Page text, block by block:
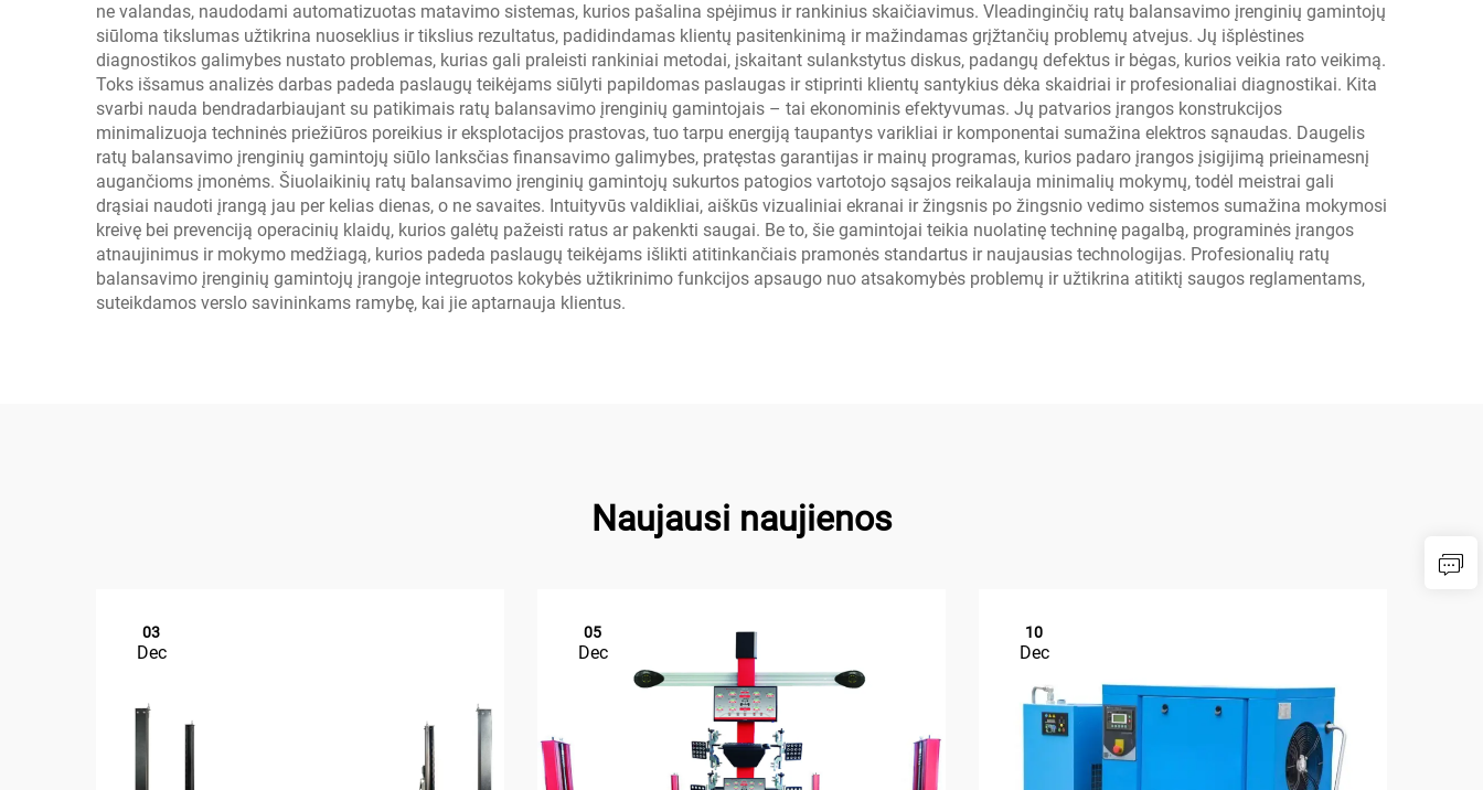
ne valandas, naudodami automatizuotas matavimo sistemas, kurios pašalina spėjimus ir rankinius skaičiavimus. Vleadinginčių ratų balansavimo įrenginių gamintojų
siūloma tikslumas užtikrina nuoseklius ir tikslius rezultatus, padidindamas klientų pasitenkinimą ir mažindamas grįžtančių problemų atvejus. Jų išplėstines
diagnostikos galimybes nustato problemas, kurias gali praleisti rankiniai metodai, įskaitant sulankstytus diskus, padangų defektus ir bėgas, kurios veikia rato veikimą.
Toks išsamus analizės darbas padeda paslaugų teikėjams siūlyti papildomas paslaugas ir stiprinti klientų santykius dėka skaidriai ir profesionaliai diagnostikai. Kita
svarbi nauda bendradarbiaujant su patikimais ratų balansavimo įrenginių gamintojais – tai ekonominis efektyvumas. Jų patvarios įrangos konstrukcijos
minimalizuoja techninės priežiūros poreikius ir eksplotacijos prastovas, tuo tarpu energiją taupantys varikliai ir komponentai sumažina elektros sąnaudas. Daugelis
ratų balansavimo įrenginių gamintojų siūlo lanksčias finansavimo galimybes, pratęstas garantijas ir mainų programas, kurios padaro įrangos įsigijimą prieinamesnį
augančioms įmonėms. Šiuolaikinių ratų balansavimo įrenginių gamintojų sukurtos patogios vartotojo sąsajos reikalauja minimalių mokymų, todėl meistrai gali
drąsiai naudoti įrangą jau per kelias dienas, o ne savaites. Intuityvūs valdikliai, aiškūs vizualiniai ekranai ir žingsnis po žingsnio vedimo sistemos sumažina mokymosi
kreivę bei prevenciją operacinių klaidų, kurios galėtų pažeisti ratus ar pakenkti saugai. Be to, šie gamintojai teikia nuolatinę techninę pagalbą, programinės įrangos
atnaujinimus ir mokymo medžiagą, kurios padeda paslaugų teikėjams išlikti atitinkančiais pramonės standartus ir naujausias technologijas. Profesionalių ratų
balansavimo įrenginių gamintojų įrangoje integruotos kokybės užtikrinimo funkcijos apsaugo nuo atsakomybės problemų ir užtikrina atitiktį saugos reglamentams,
suteikdamos verslo savininkams ramybę, kai jie aptarnauja klientus.
Naujausi naujienos
03
Dec
05
Dec
10
Dec